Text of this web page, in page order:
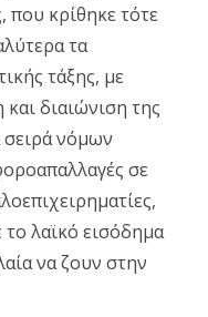
που κρίθηκε τότε
τα
τάξης, με
διαιώνιση της
σειρά νόμων
σε
λαϊκό εισόδημα
να ζουν στην